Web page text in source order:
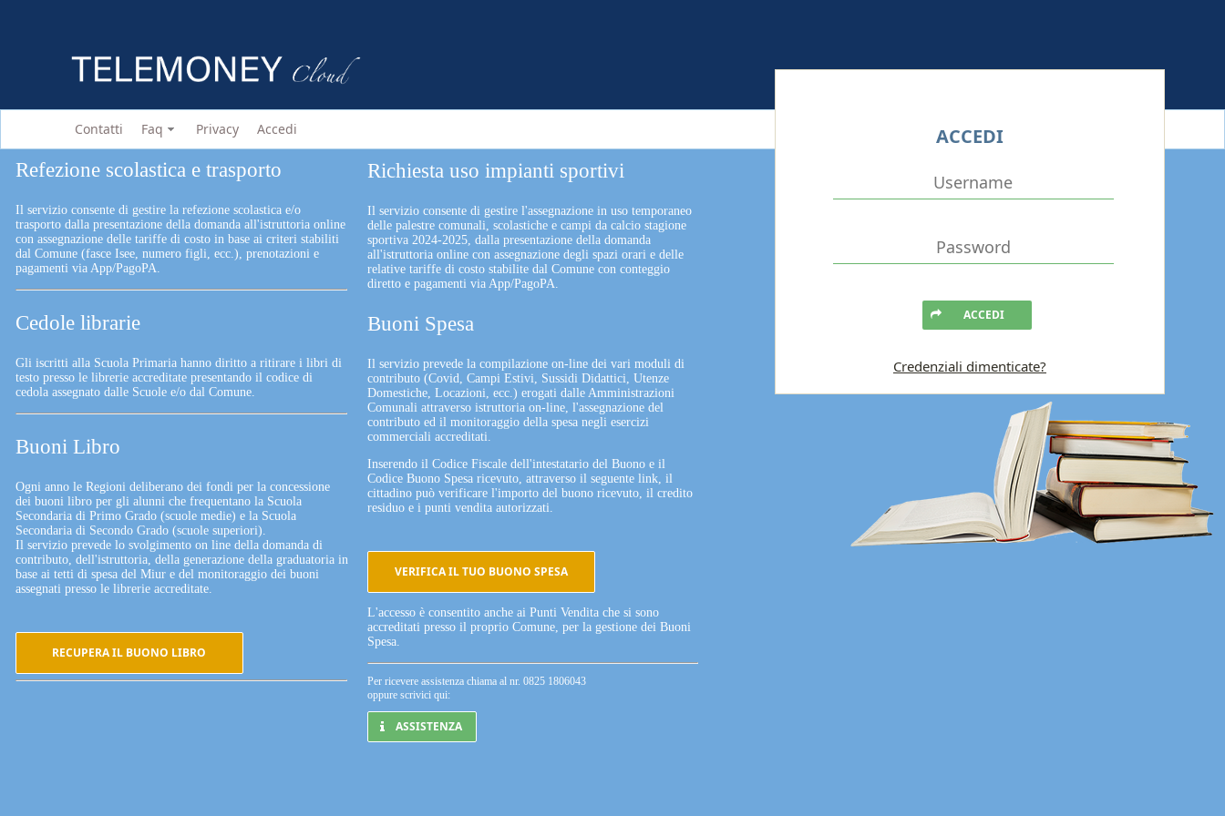
Contatti Faq Privacy Accedi
Refezione scolastica e trasporto
Il servizio consente di gestire la refezione scolastica e/o
trasporto dalla presentazione della domanda all'istruttoria online
con assegnazione delle tariffe di costo in base ai criteri stabiliti
dal Comune (fasce Isee, numero figli, ecc.), prenotazioni e
pagamenti via App/PagoPA.
Cedole librarie
Gli iscritti alla Scuola Primaria hanno diritto a ritirare i libri di
testo presso le librerie accreditate presentando il codice di
cedola assegnato dalle Scuole e/o dal Comune.
Buoni Libro
Ogni anno le Regioni deliberano dei fondi per la concessione
dei buoni libro per gli alunni che frequentano la Scuola
Secondaria di Primo Grado (scuole medie) e la Scuola
Secondaria di Secondo Grado (scuole superiori).
Il servizio prevede lo svolgimento on line della domanda di
contributo, dell'istruttoria, della generazione della graduatoria in
base ai tetti di spesa del Miur e del monitoraggio dei buoni
assegnati presso le librerie accreditate.
RECUPERA IL BUONO LIBRO
Richiesta uso impianti sportivi
Il servizio consente di gestire l'assegnazione in uso temporaneo
delle palestre comunali, scolastiche e campi da calcio stagione
sportiva 2024-2025, dalla presentazione della domanda
all'istruttoria online con assegnazione degli spazi orari e delle
relative tariffe di costo stabilite dal Comune con conteggio
diretto e pagamenti via App/PagoPA.
Buoni Spesa
Il servizio prevede la compilazione on-line dei vari moduli di
contributo (Covid, Campi Estivi, Sussidi Didattici, Utenze
Domestiche, Locazioni, ecc.) erogati dalle Amministrazioni
Comunali attraverso istruttoria on-line, l'assegnazione del
contributo ed il monitoraggio della spesa negli esercizi
commerciali accreditati.
Inserendo il Codice Fiscale dell'intestatario del Buono e il
Codice Buono Spesa ricevuto, attraverso il seguente link, il
cittadino può verificare l'importo del buono ricevuto, il credito
residuo e i punti vendita autorizzati.
VERIFICA IL TUO BUONO SPESA
L'accesso è consentito anche ai Punti Vendita che si sono
accreditati presso il proprio Comune, per la gestione dei Buoni
Spesa.
Per ricevere assistenza chiama al nr. 0825 1806043
oppure scrivici qui:
ASSISTENZA
ACCEDI
ACCEDI
Credenziali dimenticate?